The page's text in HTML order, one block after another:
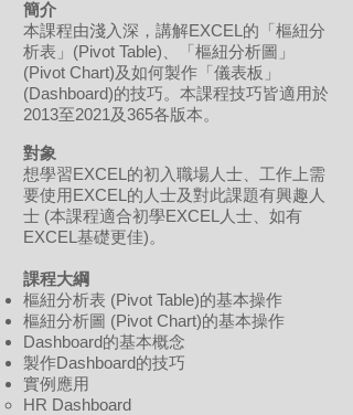
簡介
本課程由淺入深，講解EXCEL的「樞紐分
析表」(Pivot Table)、「樞紐分析圖」
(Pivot Chart)及如何製作「儀表板」
(Dashboard)的技巧。本課程技巧皆適用於
2013至2021及365各版本。
對象
想學習EXCEL的初入職場人士、工作上需
要使用EXCEL的人士及對此課題有興趣人
士 (本課程適合初學EXCEL人士、如有
EXCEL基礎更佳)。
課程大綱
樞紐分析表 (Pivot Table)的基本操作
樞紐分析圖 (Pivot Chart)的基本操作
Dashboard的基本概念
製作Dashboard的技巧
實例應用
HR Dashboard